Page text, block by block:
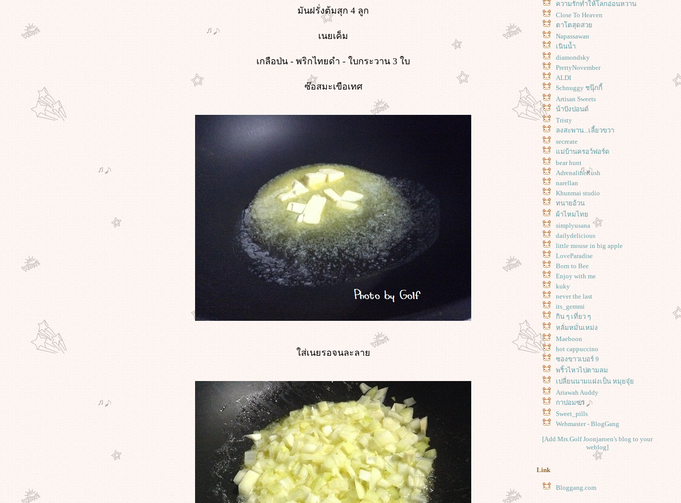
Potluck Party " สลัดโรล "
มันฝรั่งต้มสุก 4 ลูก
เนยเค็ม
เกลือป่น - พริกไทยดำ - ใบกระวาน 3 ใบ
ซ๊อสมะเขือเทศ
ส่เนยรอจนละลา
ความรักทำให้โลกอ่อนหวาน
Close To Heaven
ตาโตสุดสว
Napassawan
เนินน้ำ
diamondsky
PrettyNovember
ALDI
Schnuggy ชนุ๊กกี้
Artisan Sweets
น้าปังปอนด์
Tristy
ลงสะพาน...เลี้ยวขวา
secreate
ม่บ้านครอว์ฟอร์ด
bear hunt
AdrenalineRush
narellan
Khunmai studio
ทนายอ้วน
ผ้าไหมไท
simplyusana
dailydelicious
little mouse in big apple
LoveParadise
Born to Bee
Enjoy with me
kuky
never the last
its_gemmi
กิน ๆ เที่ยว ๆ
หลั่มหมั่นเหม่ง
Maeboon
hot cappuccino
ซองขาวเบอร์ 9
พริ้วไหวไปตามลม
เปลี่ยนนามแฝงเป็น หมุยจุ๋
Ariawah Auddy
กาปอมซ่า
Sweet_pills
Webmaster - BlogGang
[Add Mrs.Golf Joonjaroen's blog to your
weblog]
Link
Bloggang.com